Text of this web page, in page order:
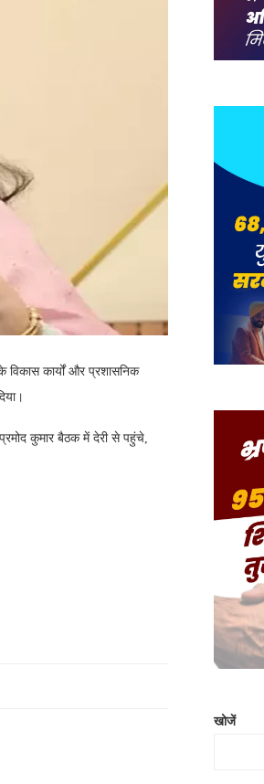
विकास कार्यों और प्रशासनिक
कुमार बैठक में देरी से पहुंचे,
खोजें